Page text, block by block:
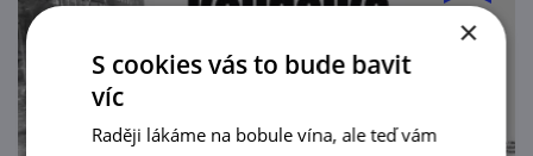
×
S cookies vás to bude bavit
víc
Raději lákáme na bobule vína, ale teď vám